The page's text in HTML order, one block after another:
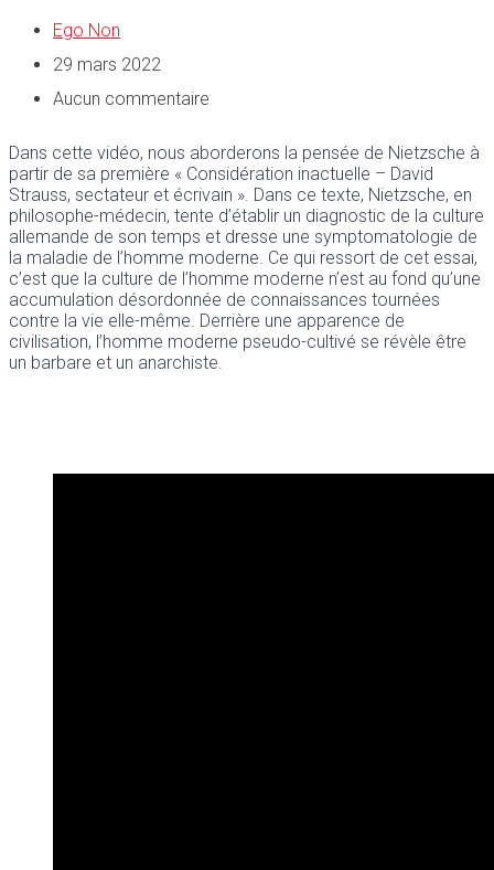
Ego Non
29 mars 2022
Aucun commentaire
Dans cette vidéo, nous aborderons la pensée de Nietzsche à
partir de sa première « Considération inactuelle – David
Strauss, sectateur et écrivain ». Dans ce texte, Nietzsche, en
philosophe-médecin, tente d’établir un diagnostic de la culture
allemande de son temps et dresse une symptomatologie de
la maladie de l’homme moderne. Ce qui ressort de cet essai,
c’est que la culture de l’homme moderne n’est au fond qu’une
accumulation désordonnée de connaissances tournées
contre la vie elle-même. Derrière une apparence de
civilisation, l’homme moderne pseudo-cultivé se révèle être
un barbare et un anarchiste.